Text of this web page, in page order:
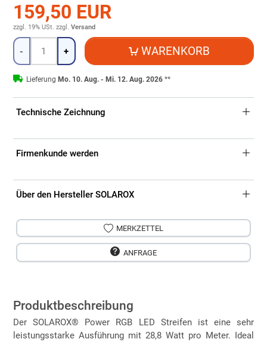
159,50 EUR
zzgl. 19% USt. zzgl. Versand
Menge
- + WARENKORB
Lieferung Mo. 10. Aug. - Mi. 12. Aug. 2026**
Technische Zeichnung
Firmenkunde werden
Über den Hersteller SOLAROX
MERKZETTEL
ANFRAGE
Produktbeschreibung
Der SOLAROX® Power RGB LED Streifen ist eine sehr
leistungsstarke Ausführung mit 28,8 Watt pro Meter. Ideal